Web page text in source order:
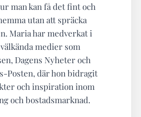
man kan få det fint och
utan att spräcka
Maria har medverkat i
medier som
Dagens Nyheter och
Posten, där hon bidragit
och inspiration inom
och bostadsmarknad.